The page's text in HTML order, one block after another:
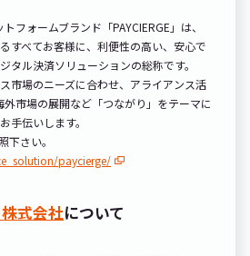
フォームブランド「PAYCIERGE」は、
すべてお客様に、利便性の高い、安心で
タル決済ソリューションの総称です。
市場のニーズに合わせ、アライアンス活
市場の展開など「つながり」をテーマに
手伝いします。
下さい。
paycierge/
式会社について